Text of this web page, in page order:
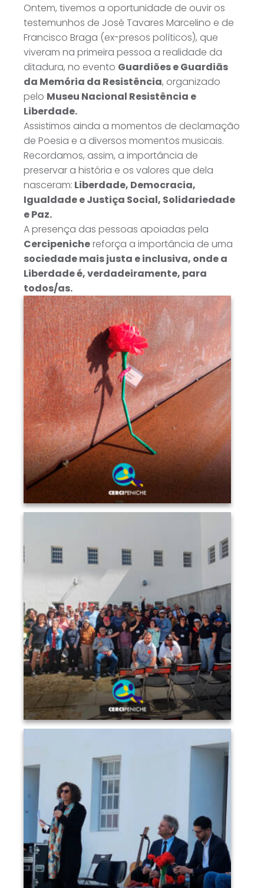
Ontem, tivemos a oportunidade de ouvir os
testemunhos de José Tavares Marcelino e de
Francisco Braga (ex-presos políticos), que
viveram na primeira pessoa a realidade da
ditadura, no evento Guardiões e Guardiãs
da Memória da Resistência, organizado
pelo Museu Nacional Resistência e
Liberdade.
Assistimos ainda a momentos de declamação
de Poesia e a diversos momentos musicais.
Recordamos, assim, a importância de
preservar a história e os valores que dela
nasceram: Liberdade, Democracia,
Igualdade e Justiça Social, Solidariedade
e Paz.
A presença das pessoas apoiadas pela
Cercipenichereforça a importância de uma
sociedade mais justa e inclusiva, onde a
Liberdade é, verdadeiramente, para
todos/as.